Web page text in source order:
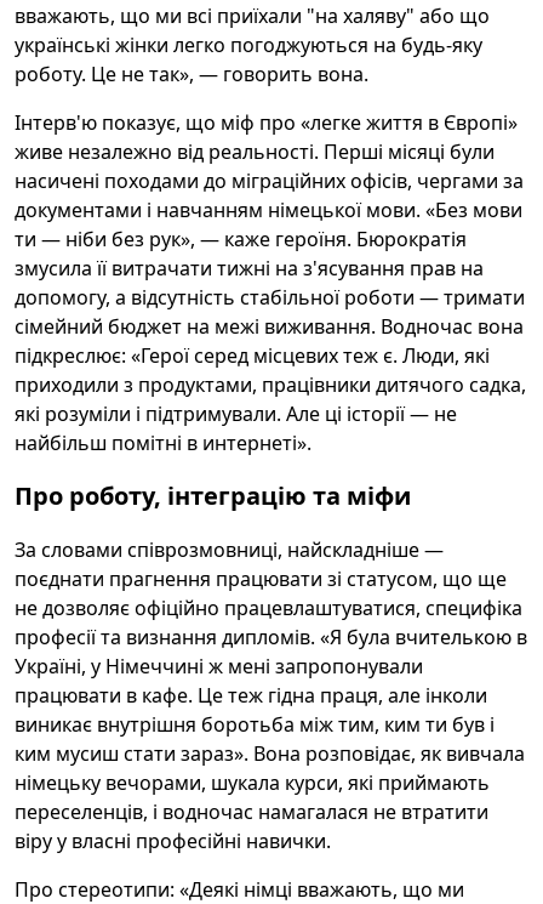
вважають, що ми всі приїхали "на халяву" або що
українські жінки легко погоджуються на будь-яку
роботу. Це не так», — говорить вона.
Інтерв'ю показує, що міф про «легке життя в Європі»
живе незалежно від реальності. Перші місяці були
насичені походами до міграційних офісів, чергами за
документами і навчанням німецької мови. «Без мови
ти — ніби без рук», — каже героїня. Бюрократія
змусила її витрачати тижні на з'ясування прав на
допомогу, а відсутність стабільної роботи — тримати
сімейний бюджет на межі виживання. Водночас вона
підкреслює: «Герої серед місцевих теж є. Люди, які
приходили з продуктами, працівники дитячого садка,
які розуміли і підтримували. Але ці історії — не
найбільш помітні в интернеті».
Про роботу, інтеграцію та міфи
За словами співрозмовниці, найскладніше —
поєднати прагнення працювати зі статусом, що ще
не дозволяє офіційно працевлаштуватися, специфіка
професії та визнання дипломів. «Я була вчителькою в
Україні, у Німеччині ж мені запропонували
працювати в кафе. Це теж гідна праця, але інколи
виникає внутрішня боротьба між тим, ким ти був і
ким мусиш стати зараз». Вона розповідає, як вивчала
німецьку вечорами, шукала курси, які приймають
переселенців, і водночас намагалася не втратити
віру у власні професійні навички.
Про стереотипи: «Деякі німці вважають, що ми